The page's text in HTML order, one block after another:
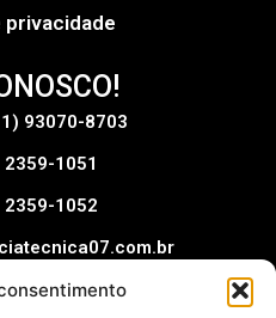
privacidade
93070-8703
1051
2359-1052